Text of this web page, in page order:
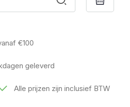
€100
geleverd
Alle prijzen zijn inclusief BTW